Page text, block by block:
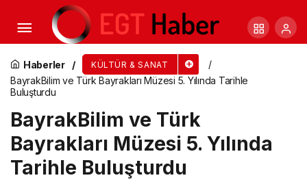
Haberler KÜLTÜR & SANAT
BayrakBilim ve Türk Bayrakları Müzesi 5. Yılında Tarihle
Buluşturdu
BayrakBilim ve Türk
Bayrakları Müzesi 5. Yılında
Tarihle Buluşturdu
Gastro Efes’t ile Efes Selçuk’ta Lezzet ve Sohbet